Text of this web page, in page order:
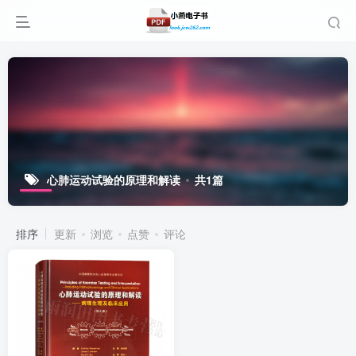
心肺运动试验的原理和解读 共1篇
排序 更新 浏览 点赞 评论